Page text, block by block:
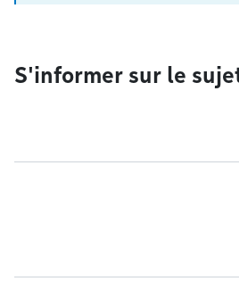
S'informer sur le